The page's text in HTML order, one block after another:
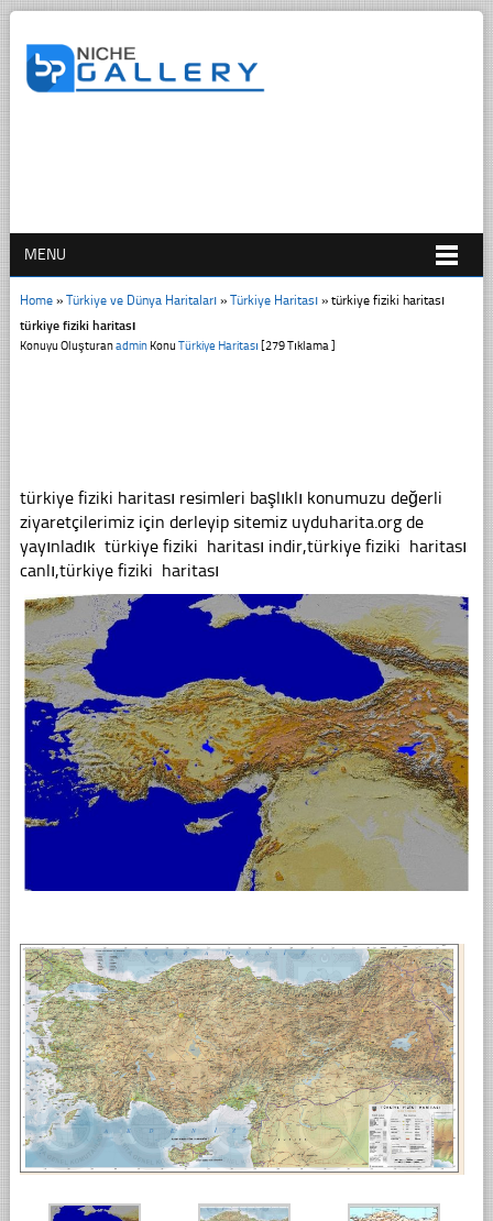
MENU
Home» Türkiye ve Dünya Haritaları» Türkiye Haritası» türkiye fiziki haritası
türkiye fiziki haritası
Konuyu OluşturanadminKonu Türkiye Haritası [279 Tıklama ]
türkiye fiziki haritası resimleri başlıklı konumuzu değerli
ziyaretçilerimiz için derleyip sitemiz uyduharita.org de
yayınladık türkiye fiziki haritası indir,türkiye fiziki haritası
canlı,türkiye fiziki haritası